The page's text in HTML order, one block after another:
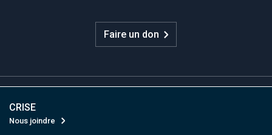
Faire un don
CRISE
Nous joindre